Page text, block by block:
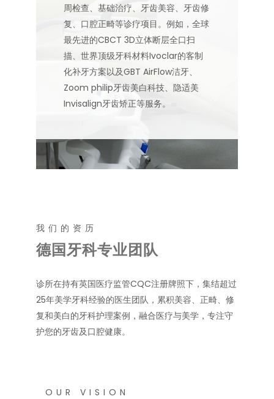
周检查、基础治疗、牙齿美容、牙齿修
复、口腔正畸等诊疗项目。例如，全球
最先进的CBCT 3D立体断层全口扫
描、世界顶级牙科材料Ivoclar的客制
化补牙方案以及GBT AirFlow洁牙、
Zoom philip牙齿美白科技、隐适美
Invisalign牙齿矫正等服务。
我们的资历
德国牙科专业团队
诊所在持有英国医疗监管CQC注册牌照下，集结超过
25年美学牙科经验的医生团队，累积美容、正畸、修
复和美白的牙科护理案例，融合医疗与美学，专注守
护您的牙齿及口腔健康。
OUR VISION